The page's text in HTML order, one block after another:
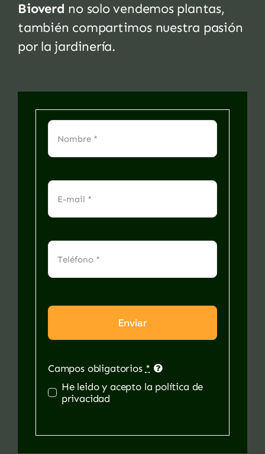
Bioverd no solo vendemos plantas,
también compartimos nuestra pasión
por la jardinería.
Enviar
Campos obligatorios *
He leido y acepto la política de
privacidad